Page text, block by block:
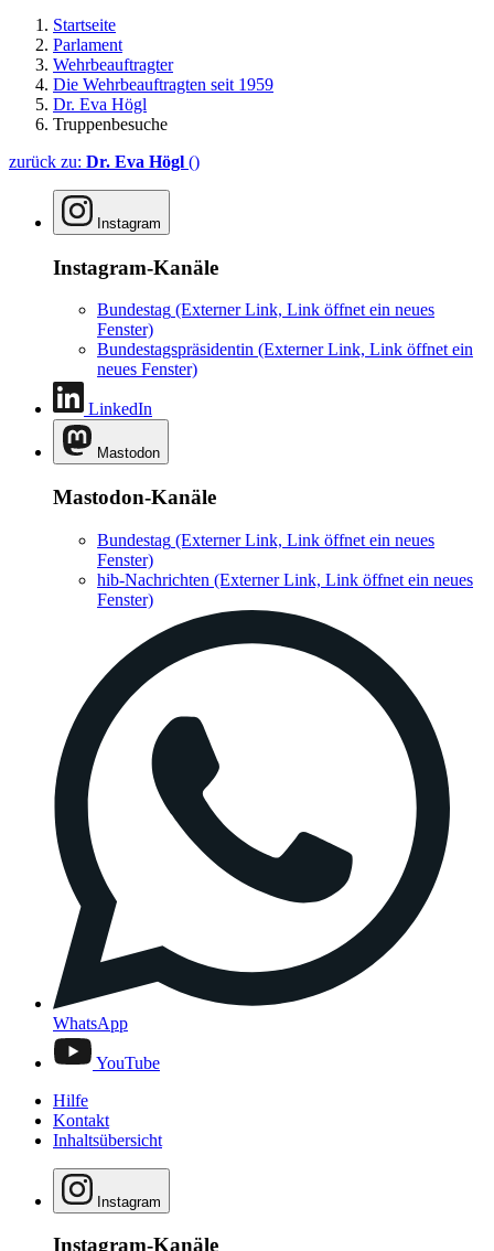
Startseite
Parlament
Wehrbeauftragter
Die Wehrbeauftragten seit 1959
Dr. Eva Högl
Truppenbesuche
zurück zu: Dr. Eva Högl ()
Instagram
Instagram-Kanäle
Bundestag (Externer Link, Link öffnet ein neues
Fenster)
Bundestagspräsidentin (Externer Link, Link öffnet ein
neues Fenster)
LinkedIn
Mastodon
Mastodon-Kanäle
Bundestag (Externer Link, Link öffnet ein neues
Fenster)
hib-Nachrichten (Externer Link, Link öffnet ein neues
Fenster)
WhatsApp
YouTube
Hilfe
Kontakt
Inhaltsübersicht
Instagram
Instagram-Kanäle